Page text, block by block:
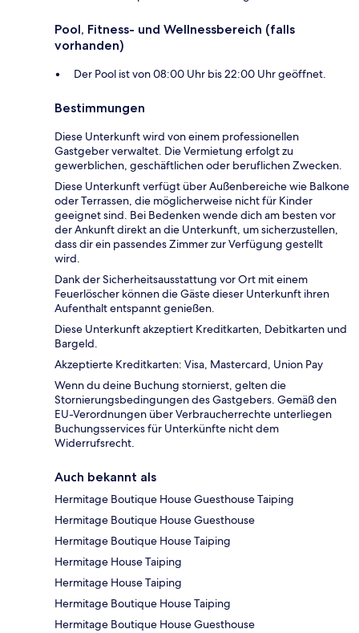
Pool, Fitness- und Wellnessbereich (falls
vorhanden)
Der Pool ist von 08:00 Uhr bis 22:00 Uhr geöffnet.
Bestimmungen
Diese Unterkunft wird von einem professionellen
Gastgeber verwaltet. Die Vermietung erfolgt zu
gewerblichen, geschäftlichen oder beruflichen Zwecken.
Diese Unterkunft verfügt über Außenbereiche wie Balkone
oder Terrassen, die möglicherweise nicht für Kinder
geeignet sind. Bei Bedenken wende dich am besten vor
der Ankunft direkt an die Unterkunft, um sicherzustellen,
dass dir ein passendes Zimmer zur Verfügung gestellt
wird.
Dank der Sicherheitsausstattung vor Ort mit einem
Feuerlöscher können die Gäste dieser Unterkunft ihren
Aufenthalt entspannt genießen.
Diese Unterkunft akzeptiert Kreditkarten, Debitkarten und
Bargeld.
Akzeptierte Kreditkarten: Visa, Mastercard, Union Pay
Wenn du deine Buchung stornierst, gelten die
Stornierungsbedingungen des Gastgebers. Gemäß den
EU-Verordnungen über Verbraucherrechte unterliegen
Buchungsservices für Unterkünfte nicht dem
Widerrufsrecht.
Auch bekannt als
Hermitage Boutique House Guesthouse Taiping
Hermitage Boutique House Guesthouse
Hermitage Boutique House Taiping
Hermitage House Taiping
Hermitage House Taiping
Hermitage Boutique House Taiping
Hermitage Boutique House Guesthouse